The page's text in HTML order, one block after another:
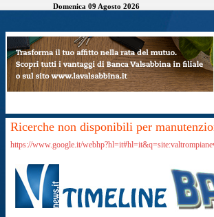
Domenica 09 Agosto 2026
Ricerche non disponibili per
https://www.google.it/